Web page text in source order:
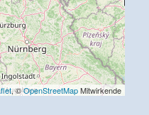
, ©OpenStreetMapMitwirkende